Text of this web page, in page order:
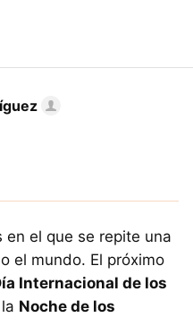
en el que se repite una
el mundo. El próximo
Internacional de los
Noche de los